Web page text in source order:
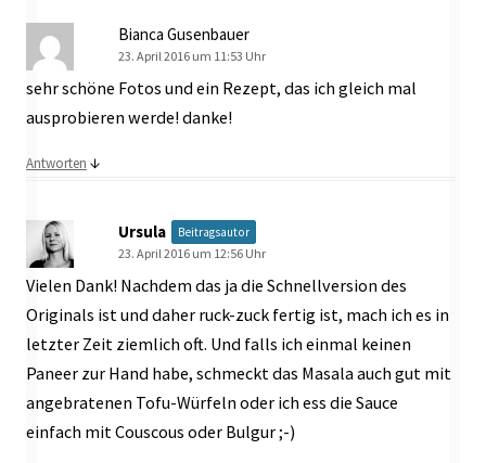
Bianca Gusenbauer
23. April 2016 um 11:53 Uhr
sehr schöne Fotos und ein Rezept, das ich gleich mal
ausprobieren werde! danke!
Antworten ↓
Ursula Beitragsautor
23. April 2016 um 12:56 Uhr
Vielen Dank! Nachdem das ja die Schnellversion des
Originals ist und daher ruck-zuck fertig ist, mach ich es in
letzter Zeit ziemlich oft. Und falls ich einmal keinen
Paneer zur Hand habe, schmeckt das Masala auch gut mit
angebratenen Tofu-Würfeln oder ich ess die Sauce
einfach mit Couscous oder Bulgur ;-)